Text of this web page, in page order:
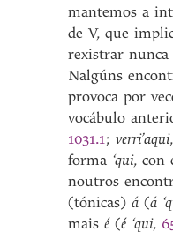
mantemos a
de V, que
rexistrar nunca
Nalgúns
provoca por
vocábulo
1031.1;verri’aqui,
forma ‘qui, con
noutros
(tónicas)á (á
maisé(é ‘qui,